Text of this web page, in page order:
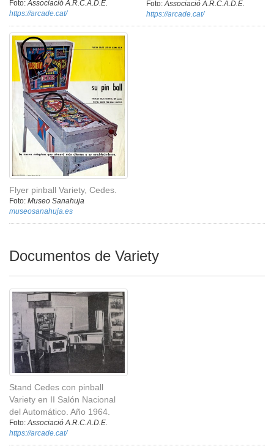
Foto:Associació A.R.C.A.D.E.
https://arcade.cat/
Foto:Associació A.R.C.A.D.E.
https://arcade.cat/
Flyer pinball Variety, Cedes.
Foto: Museo Sanahuja
museosanahuja.es
Documentos de Variety
Stand Cedes con pinball
Variety en II Salón Nacional
del Automático. Año 1964.
Foto: Associació A.R.C.A.D.E.
https://arcade.cat/